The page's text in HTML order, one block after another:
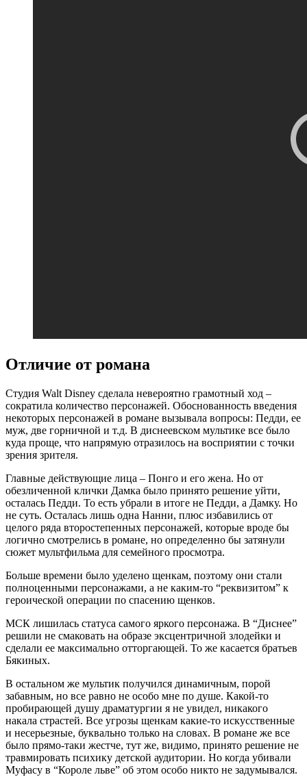
Отличие от романа
Студия Walt Disney сделала невероятно грамотный ход –
сократила количество персонажей. Обоснованность введения
некоторых персонажей в романе вызывала вопросы: Педди, ее
муж, две горничной и т.д. В диснеевском мультике все было
куда проще, что напрямую отразилось на восприятии с точки
зрения зрителя.
Главные действующие лица – Понго и его жена. Но от
обезличенной клички Дамка было принято решение уйти,
осталась Педди. То есть убрали в итоге не Педди, а Дамку. Но
не суть. Осталась лишь одна Нанни, плюс избавились от
целого ряда второстепенных персонажей, которые вроде бы
логично смотрелись в романе, но определенно бы затянули
сюжет мультфильма для семейного просмотра.
Больше времени было уделено щенкам, поэтому они стали
полноценными персонажами, а не каким-то “реквизитом” к
героической операции по спасению щенков.
МСК лишилась статуса самого яркого персонажа. В “Диснее”
решили не смаковать на образе эксцентричной злодейки и
сделали ее максимально отторгающей. То же касается братьев
Бякиных.
В остальном же мультик получился динамичным, порой
забавным, но все равно не особо мне по душе. Какой-то
пробирающей душу драматургии я не увидел, никакого
накала страстей. Все угрозы щенкам какие-то искусственные
и несерьезные, буквально только на словах. В романе же все
было прямо-таки жестче, тут же, видимо, принято решение не
травмировать психику детской аудитории. Но когда убивали
Муфасу в “Короле льве” об этом особо никто не задумывался.